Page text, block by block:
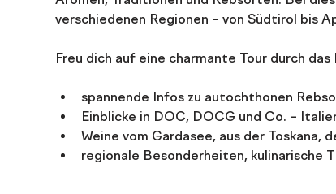
verschiedenen Regionen – von Südtirol bis
Freu dich auf eine charmante Tour durch
spannende Infos zu autochthonen
Einblicke in DOC, DOCG und Co. –
Weine vom Gardasee, aus der Toskana,
regionale Besonderheiten, kulinarische